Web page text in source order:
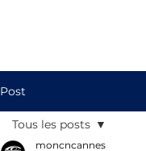
Post
Tous les posts
moncncannes